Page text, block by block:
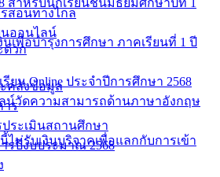
สอนทางไกล
นออนไลน์
ดวก
คลังข้อมูล
าร
ประเมินสถานศึกษา
รปีงบประมาณ 2568
นเพื่อบำรุงการศึกษา ภาคเรียนที่ 1 ปี
ยน Online ประจำปีการศึกษา 2568
น์วัดความสามารถด้านภาษาอังกฤษ
ไม่รับเงินบริจาคเพื่อแลกกับการเข้า